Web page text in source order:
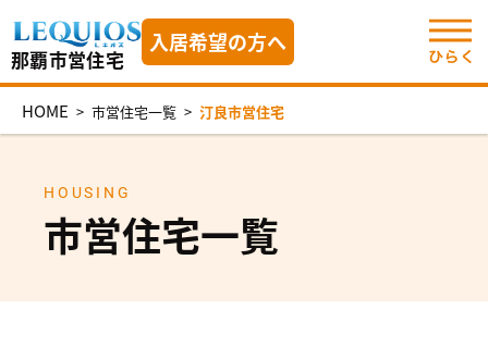
那覇市営住宅
入居希望の方へ
HOME > 市営住宅一覧 > 汀良市営住宅
HOUSING
市営住宅一覧